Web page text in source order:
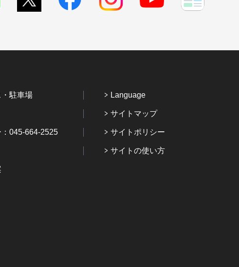
駐車場
045-664-2525
Language
サイトマップ
サイトポリシー
サイトの使い方